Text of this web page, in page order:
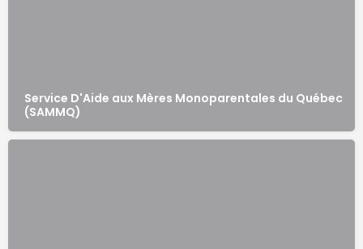
Service D'Aide aux Mères Monoparentales du Québec
(SAMMQ)